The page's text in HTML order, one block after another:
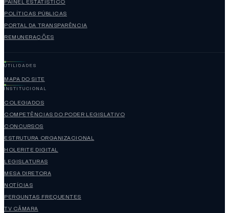
POLÍTICAS PÚBLICAS
PORTAL DA TRANSPARÊNCIA
REMUNERAÇÕES
UTILIDADES
MAPA DO SITE
INSTITUCIONAL
COLEGIADOS
COMPETÊNCIAS DO PODER LEGISLATIVO
CONCURSOS
ESTRUTURA ORGANIZACIONAL
HOLERITE DIGITAL
LEGISLATURAS
MESA DIRETORA
NOTÍCIAS
PERGUNTAS FREQUENTES
TV CÂMARA